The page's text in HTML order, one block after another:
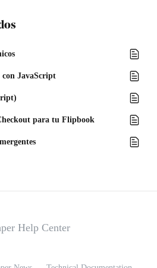
JavaScript
para tu Flipbook